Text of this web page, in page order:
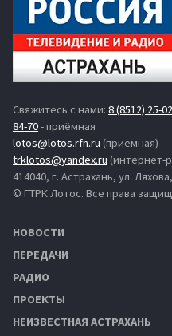
Свяжитесь с нами: 8 (8512) 25-
84-70- приёмная
lotos@lotos.rfn.ru (приёмная)
trklotos@yandex.ru (интернет-
414040, г. Астрахань, ул.
© ГТРК Лотос. Все права
НОВОСТИ
ПЕРЕДАЧИ
РАДИО
ПРОЕКТЫ
НЕИЗВЕСТНАЯ АСТРАХАНЬ